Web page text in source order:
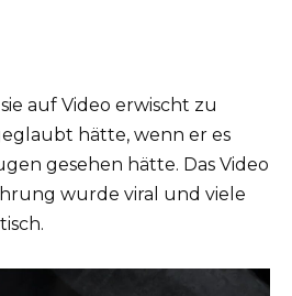
auf Video erwischt zu
hätte, wenn er es
gesehen hätte. Das Video
wurde viral und viele